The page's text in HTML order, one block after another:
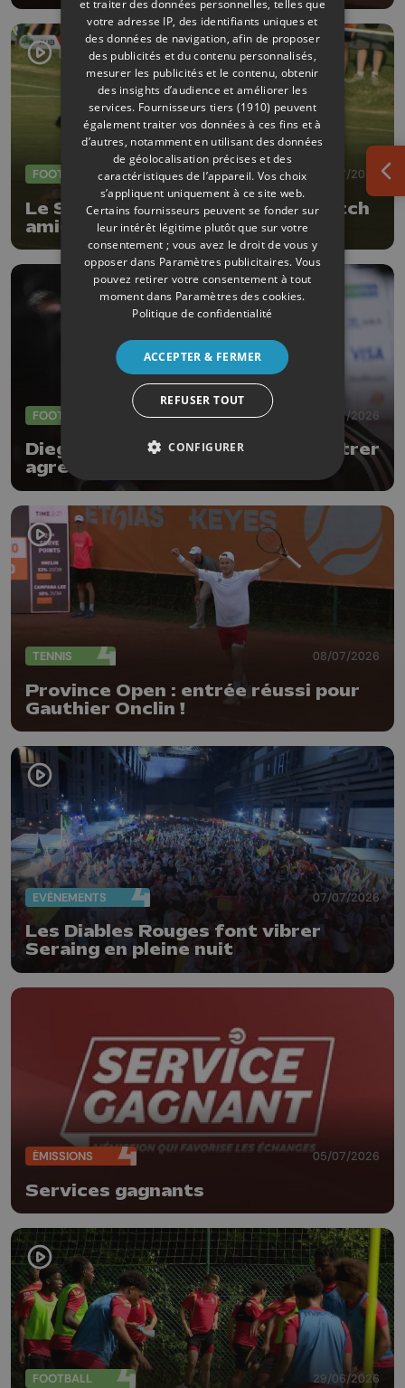
plutôt réussi !
FOOTBALL 09/07/2026
Le Standard s'impose 0-4 en match
amical à Aubel
FOOTBALL 09/07/2026
Diego Moreira : " Il faudra se montrer
agressifs face à l'Espagne "
TENNIS 08/07/2026
Province Open : entrée réussi pour
Gauthier Onclin !
EVÈNEMENTS 07/07/2026
Les Diables Rouges font vibrer
Seraing en pleine nuit
ÉMISSIONS 05/07/2026
Services gagnants
FOOTBALL 29/06/2026
et traiter des données personnelles, telles que
votre adresse IP, des identifiants uniques et
des données de navigation, afin de proposer
des publicités et du contenu personnalisés,
mesurer les publicités et le contenu, obtenir
des insights d’audience et améliorer les
services. Fournisseurs tiers (1910) peuvent
également traiter vos données à ces fins et à
d’autres, notamment en utilisant des données
de géolocalisation précises et des
caractéristiques de l’appareil. Vos choix
s’appliquent uniquement à ce site web.
Certains fournisseurs peuvent se fonder sur
leur intérêt légitime plutôt que sur votre
consentement ; vous avez le droit de vous y
opposer dans Paramètres publicitaires. Vous
pouvez retirer votre consentement à tout
moment dans Paramètres des cookies.
Politique de confidentialité
ACCEPTER & FERMER
REFUSER TOUT
CONFIGURER